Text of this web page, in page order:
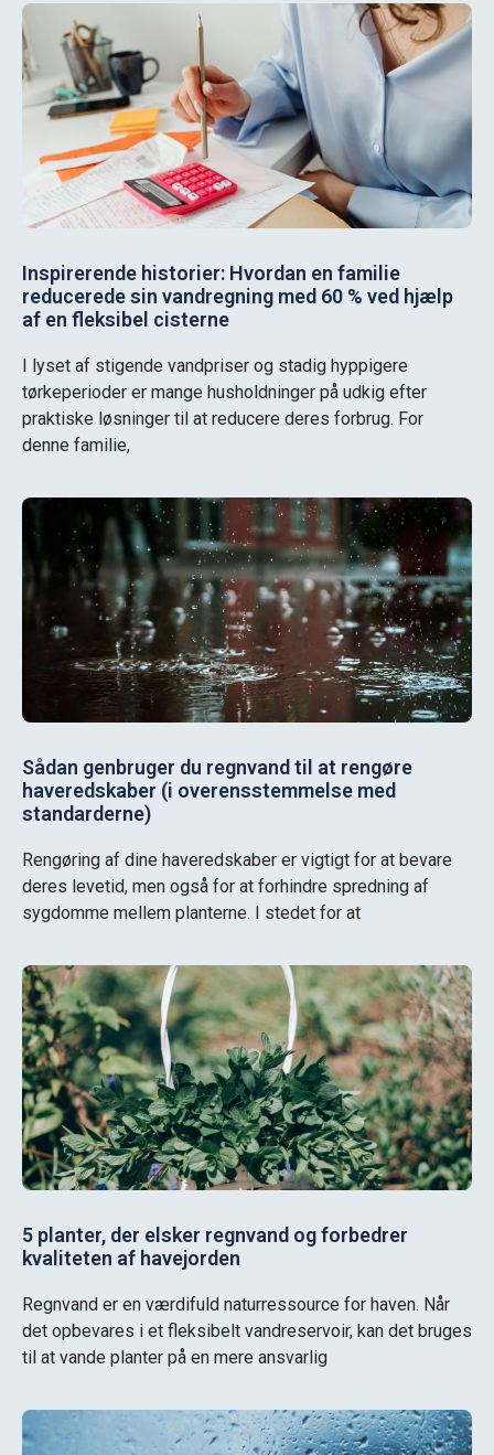
Inspirerende historier: Hvordan en familie
reducerede sin vandregning med 60 % ved hjælp
af en fleksibel cisterne
I lyset af stigende vandpriser og stadig hyppigere
tørkeperioder er mange husholdninger på udkig efter
praktiske løsninger til at reducere deres forbrug. For
denne familie,
Sådan genbruger du regnvand til at rengøre
haveredskaber (i overensstemmelse med
standarderne)
Rengøring af dine haveredskaber er vigtigt for at bevare
deres levetid, men også for at forhindre spredning af
sygdomme mellem planterne. I stedet for at
5 planter, der elsker regnvand og forbedrer
kvaliteten af havejorden
Regnvand er en værdifuld naturressource for haven. Når
det opbevares i et fleksibelt vandreservoir, kan det bruges
til at vande planter på en mere ansvarlig